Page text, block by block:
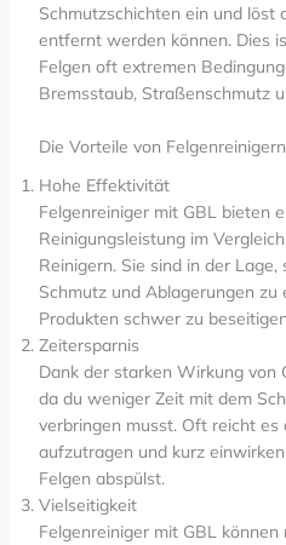
Schmutzschichten ein und löst
entfernt werden können. Dies
Felgen oft extremen
Bremsstaub, Straßenschmutz
Die Vorteile von
Hohe Effektivität
Felgenreiniger mit GBL bieten
Reinigungsleistung im
Reinigern. Sie sind in der
Schmutz und Ablagerungen
Produkten schwer zu
Zeitersparnis
Dank der starken Wirkung von
da du weniger Zeit mit dem
verbringen musst. Oft reicht es
aufzutragen und kurz
Felgen abspülst.
Vielseitigkeit
Felgenreiniger mit GBL